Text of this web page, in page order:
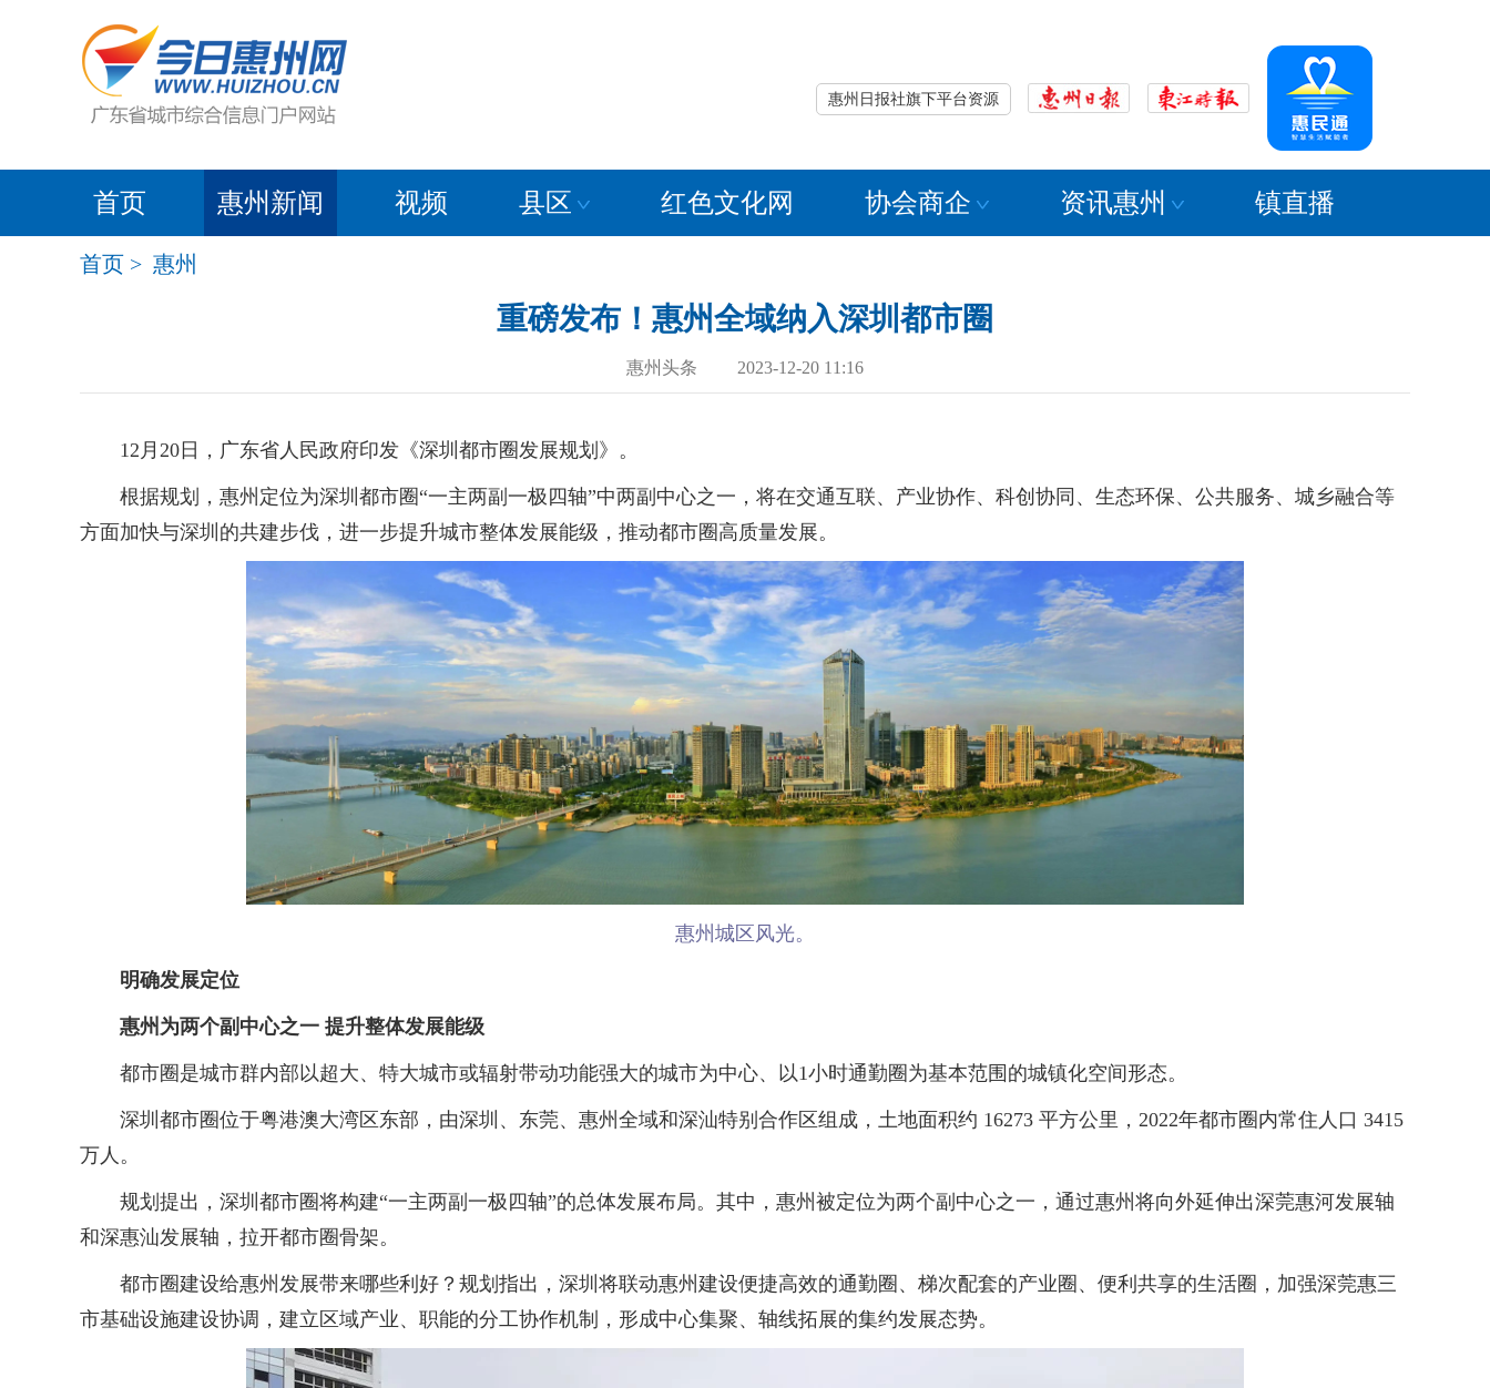
惠州日报社旗下平台资源
首页 惠州新闻 视频 县区 红色文化网 协会商企 资讯惠州 镇直播
首页 > 惠州
重磅发布！惠州全域纳入深圳都市圈
惠州头条 2023-12-20 11:16
12月20日，广东省人民政府印发《深圳都市圈发展规划》。
根据规划，惠州定位为深圳都市圈“一主两副一极四轴”中两副中心之一，将在交通互联、产业协作、科创协同、生态环保、公共服务、城乡融合等
方面加快与深圳的共建步伐，进一步提升城市整体发展能级，推动都市圈高质量发展。
惠州城区风光。
明确发展定位
惠州为两个副中心之一 提升整体发展能级
都市圈是城市群内部以超大、特大城市或辐射带动功能强大的城市为中心、以1小时通勤圈为基本范围的城镇化空间形态。
深圳都市圈位于粤港澳大湾区东部，由深圳、东莞、惠州全域和深汕特别合作区组成，土地面积约 16273 平方公里，2022年都市圈内常住人口 3415
万人。
规划提出，深圳都市圈将构建“一主两副一极四轴”的总体发展布局。其中，惠州被定位为两个副中心之一，通过惠州将向外延伸出深莞惠河发展轴
和深惠汕发展轴，拉开都市圈骨架。
都市圈建设给惠州发展带来哪些利好？规划指出，深圳将联动惠州建设便捷高效的通勤圈、梯次配套的产业圈、便利共享的生活圈，加强深莞惠三
市基础设施建设协调，建立区域产业、职能的分工协作机制，形成中心集聚、轴线拓展的集约发展态势。